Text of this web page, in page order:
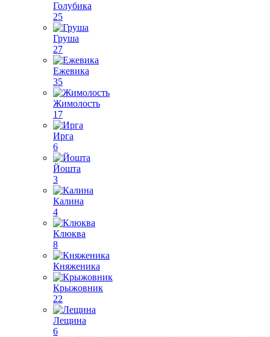
Голубика
25
Груша
27
Ежевика
35
Жимолость
17
Ирга
6
Йошта
3
Калина
4
Клюква
8
Княженика
Крыжовник
22
Лещина
6